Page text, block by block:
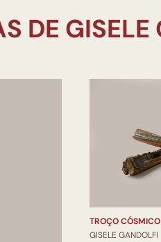
TROÇO CÓSMICO
GISELE GANDOLFI